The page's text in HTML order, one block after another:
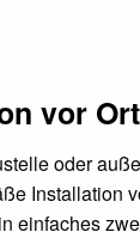
vor Ort
oder
Installation
einfaches